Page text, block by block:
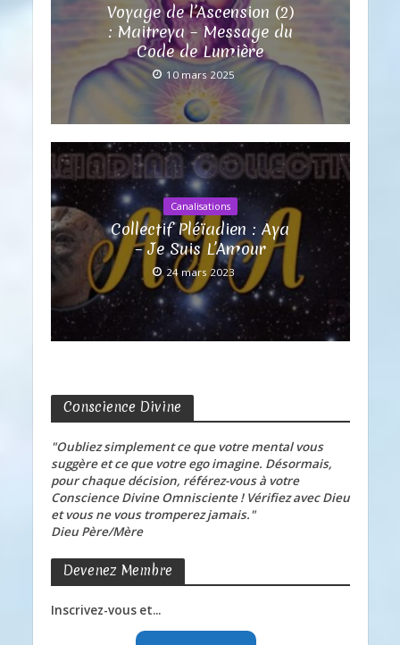
Voyage de l’Ascension (2)
: Maitreya – Message du
Code de Lumière
10 mars 2025
Canalisations
Collectif Pléïadien : Aya
– Je Suis L’Amour
24 mars 2023
Conscience Divine
"Oubliez simplement ce que votre mental vous
suggère et ce que votre ego imagine. Désormais,
pour chaque décision, référez-vous à votre
Conscience Divine Omnisciente ! Vérifiez avec Dieu
et vous ne vous tromperez jamais."
Dieu Père/Mère
Devenez Membre
Inscrivez-vous et...